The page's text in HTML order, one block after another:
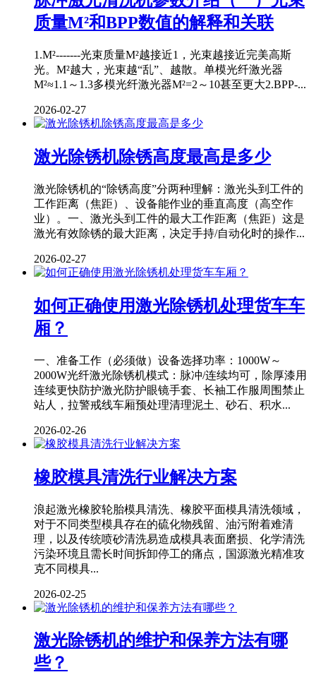
质量M²和BPP数值的解释和关联
1.M²-------光束质量M²越接近1，光束越接近完美高斯
光。M²越大，光束越“乱”、越散。单模光纤激光器
M²≈1.1～1.3多模光纤激光器M²=2～10甚至更大2.BPP-...
2026-02-27
激光除锈机除锈高度最高是多少
激光除锈机的“除锈高度”分两种理解：激光头到工件的
工作距离（焦距）、设备能作业的垂直高度（高空作
业）。一、激光头到工件的最大工作距离（焦距）这是
激光有效除锈的最大距离，决定手持/自动化时的操作...
2026-02-27
如何正确使用激光除锈机处理货车车
厢？
一、准备工作（必须做）设备选择功率：1000W～
2000W光纤激光除锈机模式：脉冲/连续均可，除厚漆用
连续更快防护激光防护眼镜手套、长袖工作服周围禁止
站人，拉警戒线车厢预处理清理泥土、砂石、积水...
2026-02-26
橡胶模具清洗行业解决方案
浪起激光橡胶轮胎模具清洗、橡胶平面模具清洗领域，
对于不同类型模具存在的硫化物残留、油污附着难清
理，以及传统喷砂清洗易造成模具表面磨损、化学清洗
污染环境且需长时间拆卸停工的痛点，国源激光精准攻
克不同模具...
2026-02-25
激光除锈机的维护和保养方法有哪
些？